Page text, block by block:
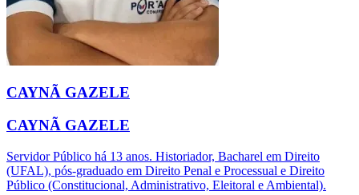
CAYNÃ GAZELE
CAYNÃ GAZELE
Servidor Público há 13 anos. Historiador, Bacharel em Direito
(UFAL), pós-graduado em Direito Penal e Processual e Direito
Público (Constitucional, Administrativo, Eleitoral e Ambiental).